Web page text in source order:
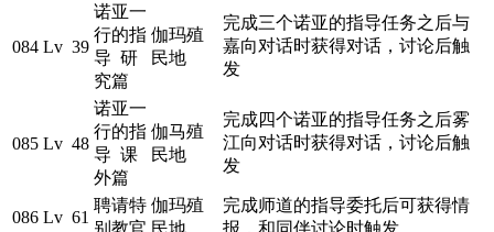
084 Lv 39
诺亚一
行的指
导 研
究篇
伽玛殖
民地
完成三个诺亚的指导任务之后与
嘉向对话时获得对话，讨论后触
发
085 Lv 48
诺亚一
行的指
导 课
外篇
伽马殖
民地
完成四个诺亚的指导任务之后雾
江向对话时获得对话，讨论后触
发
086 Lv 61
聘请特
别教官
伽玛殖
民地
完成师道的指导委托后可获得情
报，和同伴讨论时触发